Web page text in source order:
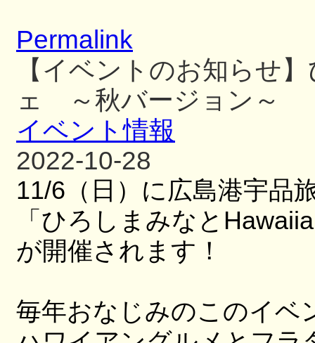
Permalink
【イベントのお知らせ
ェ ～秋バージョン～
イベント情報
2022-10-28
11/6 （日）に広島港宇品
「 ひろしまみなと
が開催されます！
毎年おなじみのこのイベ